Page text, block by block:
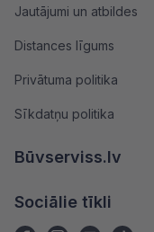
Jautājumi un atbildes
Distances līgums
Privātuma politika
Sīkdatņu politika
Būvserviss.lv
Sociālie tīkli